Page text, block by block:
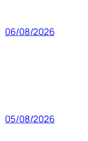
06/08/2026
05/08/2026